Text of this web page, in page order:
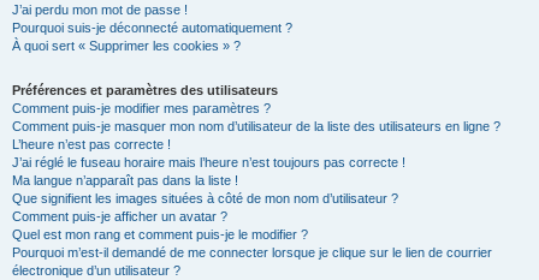
J’ai perdu mon mot de passe !
Pourquoi suis-je déconnecté automatiquement ?
À quoi sert « Supprimer les cookies » ?
Préférences et paramètres des utilisateurs
Comment puis-je modifier mes paramètres ?
Comment puis-je masquer mon nom d’utilisateur de la liste des utilisateurs en ligne ?
L’heure n’est pas correcte !
J’ai réglé le fuseau horaire mais l’heure n’est toujours pas correcte !
Ma langue n’apparaît pas dans la liste !
Que signifient les images situées à côté de mon nom d’utilisateur ?
Comment puis-je afficher un avatar ?
Quel est mon rang et comment puis-je le modifier ?
Pourquoi m’est-il demandé de me connecter lorsque je clique sur le lien de courrier
électronique d’un utilisateur ?